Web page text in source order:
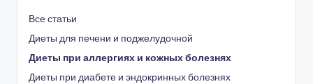
Все статьи
Диеты для печени и поджелудочной
Диеты при аллергиях и кожных болезнях
Диеты при диабете и эндокринных болезнях